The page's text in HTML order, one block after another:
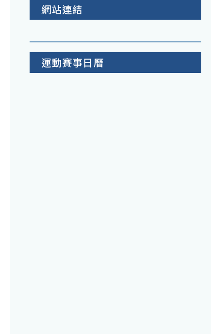
網站連結
運動賽事日曆